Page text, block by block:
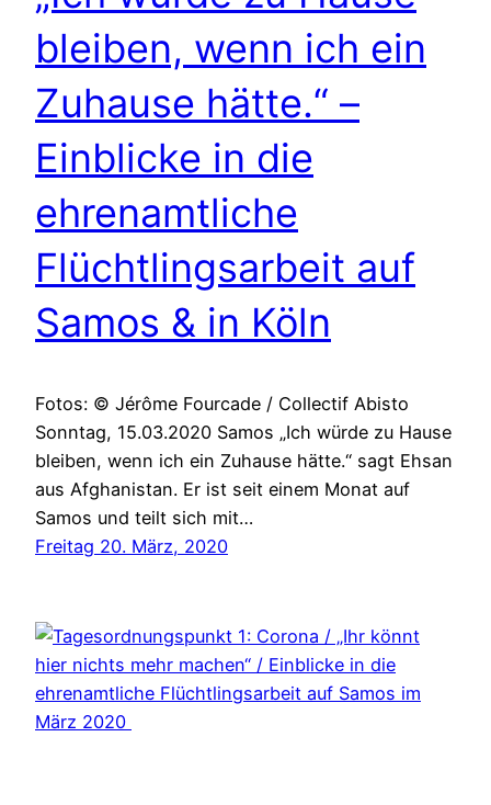
bleiben, wenn ich ein
Zuhause hätte.“ –
Einblicke in die
ehrenamtliche
Flüchtlingsarbeit auf
Samos & in Köln
Fotos: © Jérôme Fourcade / Collectif Abisto
Sonntag, 15.03.2020 Samos „Ich würde zu Hause
bleiben, wenn ich ein Zuhause hätte.“ sagt Ehsan
aus Afghanistan. Er ist seit einem Monat auf
Samos und teilt sich mit…
Freitag 20. März, 2020